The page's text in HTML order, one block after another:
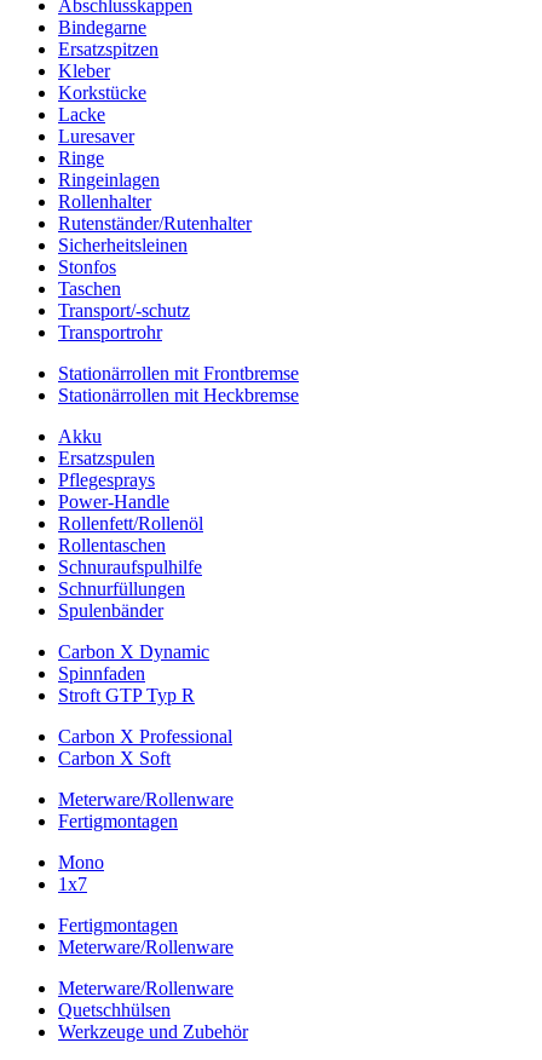
Abschlusskappen
Bindegarne
Ersatzspitzen
Kleber
Korkstücke
Lacke
Luresaver
Ringe
Ringeinlagen
Rollenhalter
Rutenständer/Rutenhalter
Sicherheitsleinen
Stonfos
Taschen
Transport/-schutz
Transportrohr
Stationärrollen mit Frontbremse
Stationärrollen mit Heckbremse
Akku
Ersatzspulen
Pflegesprays
Power-Handle
Rollenfett/Rollenöl
Rollentaschen
Schnuraufspulhilfe
Schnurfüllungen
Spulenbänder
Carbon X Dynamic
Spinnfaden
Stroft GTP Typ R
Carbon X Professional
Carbon X Soft
Meterware/Rollenware
Fertigmontagen
Mono
1x7
Fertigmontagen
Meterware/Rollenware
Meterware/Rollenware
Quetschhülsen
Werkzeuge und Zubehör